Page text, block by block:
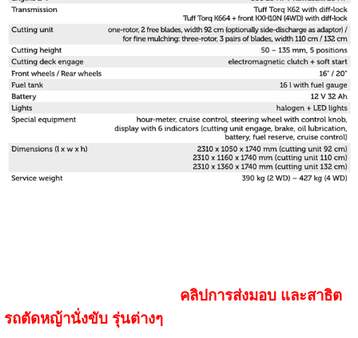
คลิปการส่งมอบ และสาธิต
รถตัดหญ้านั่งขับ รุ่นต่างๆ